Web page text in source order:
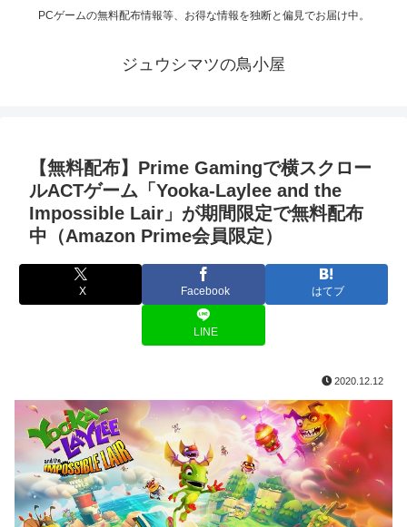
PCゲームの無料配布情報等、お得な情報を独断と偏見でお届け中。
ジュウシマツの鳥小屋
【無料配布】Prime Gamingで横スクロー
ルACTゲーム「Yooka-Laylee and the
Impossible Lair」が期間限定で無料配布
中（Amazon Prime会員限定）
X Facebook はてブ
LINE
2020.12.12